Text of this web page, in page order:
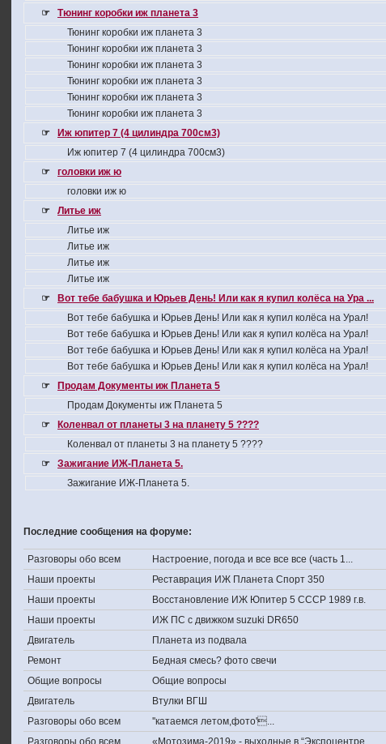
☞
Тюнинг коробки иж планета 3
Тюнинг коробки иж планета 3
Тюнинг коробки иж планета 3
Тюнинг коробки иж планета 3
Тюнинг коробки иж планета 3
Тюнинг коробки иж планета 3
Тюнинг коробки иж планета 3
☞
Иж юпитер 7 (4 цилиндра 700см3)
Иж юпитер 7 (4 цилиндра 700см3)
☞
головки иж ю
головки иж ю
☞
Литье иж
Литье иж
Литье иж
Литье иж
Литье иж
☞
Вот тебе бабушка и Юрьев День! Или как я купил колёса на Ура ...
Вот тебе бабушка и Юрьев День! Или как я купил колёса на Урал!
Вот тебе бабушка и Юрьев День! Или как я купил колёса на Урал!
Вот тебе бабушка и Юрьев День! Или как я купил колёса на Урал!
Вот тебе бабушка и Юрьев День! Или как я купил колёса на Урал!
☞
Продам Документы иж Планета 5
Продам Документы иж Планета 5
☞
Коленвал от планеты 3 на планету 5 ????
Коленвал от планеты 3 на планету 5 ????
☞
Зажигание ИЖ-Планета 5.
Зажигание ИЖ-Планета 5.
Последние сообщения на форуме:
Разговоры обо всем Настроение, погода и все все все (часть 1...
Наши проекты Реставрация ИЖ Планета Спорт 350
Наши проекты Восстановление ИЖ Юпитер 5 СССР 1989 г.в.
Наши проекты ИЖ ПС с движком suzuki DR650
Двигатель Планета из подвала
Ремонт Бедная смесь? фото свечи
Общие вопросы Общие вопросы
Двигатель Втулки ВГШ
Разговоры обо всем ''катаемся летом,фото'...
Разговоры обо всем «Мотозима-2019» - выходные в “Экспоцентре...